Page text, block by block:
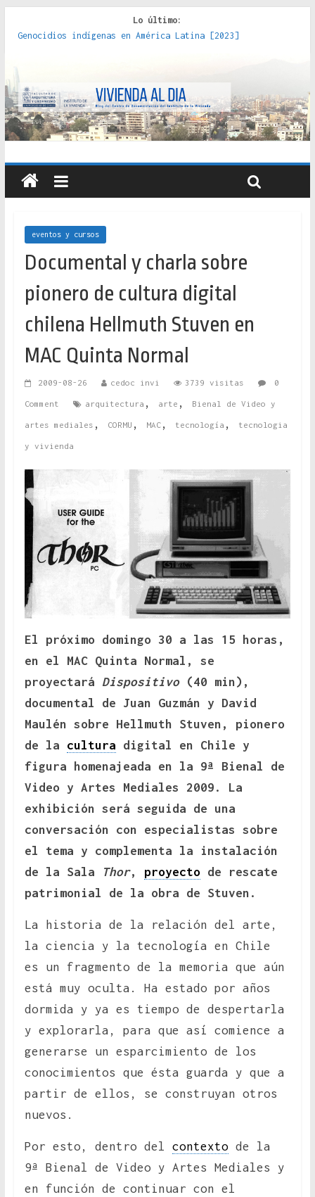
Lo último:
Genocidios indígenas en América Latina [2023]
políticas, prácticas y representaciones [2022]
crítica de las fronteras latinoamericanas [2020]
Criterios técnicos para una vivienda adecuada [2019]
Red de consultorios de la Caja del Seguro Obrero en
Santiago : un patrimonio emblemático [2014]
eventos y cursos
Documental y charla sobre
pionero de cultura digital
chilena Hellmuth Stuven en
MAC Quinta Normal
2009-08-26 cedoc invi 3739 visitas 0
Comment arquitectura , arte , Bienal de Video y
artes mediales , CORMU , MAC, tecnología , tecnologia
y vivienda
El próximo domingo 30 a las 15 horas,
en el MAC Quinta Normal, se
proyectará Dispositivo(40 min),
documental de Juan Guzmán y David
Maulén sobre Hellmuth Stuven, pionero
de la cultura digital en Chile y
figura homenajeada en la 9ª Bienal de
Video y Artes Mediales 2009. La
exhibición será seguida de una
conversación con especialistas sobre
el tema y complementa la instalación
de la Sala
Thor, proyectode rescate
patrimonial de la obra de Stuven.
La historia de la relación del arte,
la ciencia y la tecnología en Chile
es un fragmento de la memoria que aún
está muy oculta. Ha estado por años
dormida y ya es tiempo de despertarla
y explorarla, para que así comience a
generarse un esparcimiento de los
conocimientos que ésta guarda y que a
partir de ellos, se construyan otros
nuevos.
Por esto, dentro del contextode la
9ª Bienal de Video y Artes Mediales y
en función de continuar con el